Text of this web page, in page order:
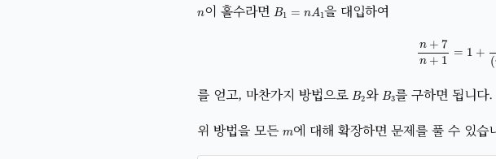
이 홀수라면 을 대입하여
n +
를 얻고, 마찬가지 방법으로 B 2
와 B3 를 구하면 됩니다.
위 방법을 모든
에 대해 확장하면 문제를 풀 수 있